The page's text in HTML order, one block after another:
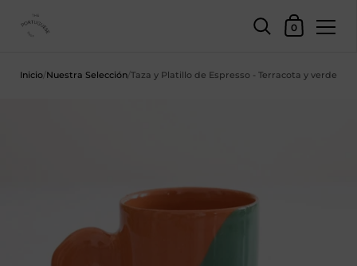
Cesta
0
Inicio/Nuestra Selección/Taza y Platillo de Espresso - Terracota y verde